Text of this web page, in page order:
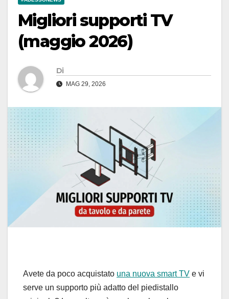
Migliori supporti TV
(maggio 2026)
Di
MAG 29, 2026
Avete da poco acquistato una nuova smart TV e vi
serve un supporto più adatto del piedistallo